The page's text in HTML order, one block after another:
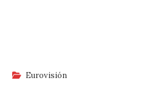
Eurovisión